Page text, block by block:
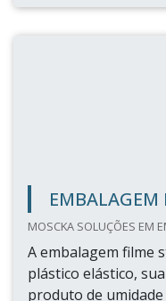
EMBALAGEM
MOSCKA SOLUÇÕES EM
A embalagem filme
plástico elástico,
produto de